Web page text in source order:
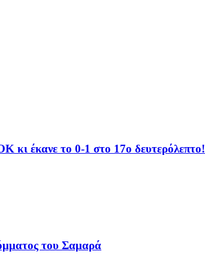
κι έκανε το 0-1 στο 17ο δευτερόλεπτο!
του Σαμαρά